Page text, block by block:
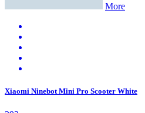
More
Xiaomi Ninebot Mini Pro Scooter White